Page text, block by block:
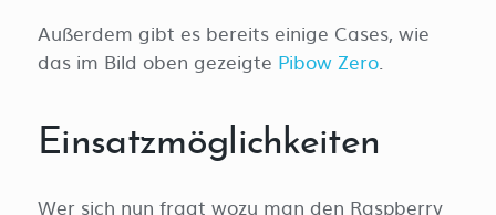
Außerdem gibt es bereits einige Cases, wie
das im Bild oben gezeigte Pibow Zero
Einsatzmöglichkeiten
Wer sich nun fragt wozu man den Raspberry